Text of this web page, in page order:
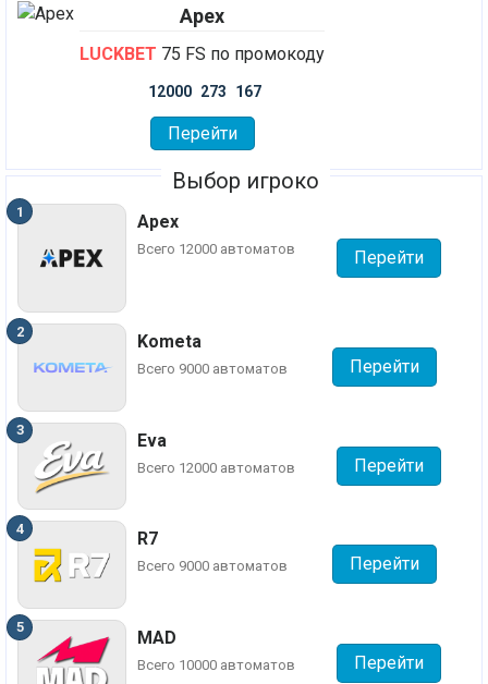
Apex
LUCKBET 75 FS по промокоду
12000 273 167
Перейти
Выбор игроко
Apex
Всего 12000 автоматов Перейти
Kometa
Всего 9000 автоматов Перейти
Eva
Всего 12000 автоматов Перейти
R7
Всего 9000 автоматов Перейти
MAD
Всего 10000 автоматов Перейти